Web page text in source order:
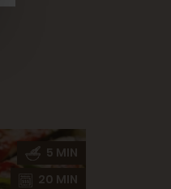
5 MIN
20 MIN